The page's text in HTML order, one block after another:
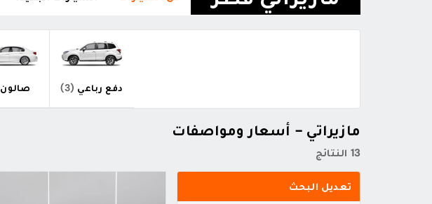
دفع رباعي (3) صالون
مازيراتي - أسعار ومواصفات
13 النتائج
تعديل البحث